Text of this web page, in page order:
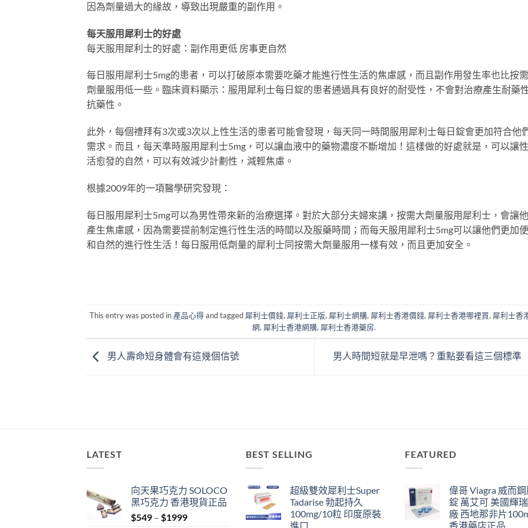
因為劑量過大的緣故，導致出現嚴重的副作用。
每天服用犀利士的好處
每天服用犀利士的好處：副作用更低 房事更自然
每日服用犀利士5mg的患者，可以打破原本需要吃藥才能進行性生活的焦慮感，而且副作用發生率也比按
劑量服用低一些。臨床資料顯示：服用犀利士每日錠的患者通過具有良好的耐受性，不會對治療產生耐藥
抗藥性。
此外，每個禮拜有3次或3次以上性生活的患者可能會發現，每天同一時間服用犀利士每日錠會更加符合他
需求。而且，每天準時服用犀利士5mg，可以讓血液中的藥物濃度不斷增加！這樣做的好處就是，可以讓
活愈發的自然，可以有效減少計劃性，減輕焦慮。
根據2009年的一項醫學研究發現：
每日服用犀利士5mg可以為男性帶來新的治療選擇。對於大部分夫婦來講，按需大劑量服用犀利士，會讓
產生焦慮感，因為需要提前制定進行性生活的時間以及服藥時間；而每天服用犀利士5mg可以讓他們更加
和自然的進行性生活！每日服用低劑量的犀利士同按需大劑量服用一樣有效，而且更加安全。
This entry was posted in 產品心得and tagged 犀利士價錢, 犀利士正版, 犀利士網購, 犀利士香港價錢, 犀利士香港哪裡買, 犀利士香
網, 犀利士香港網購, 犀利士香港藥房.
男人壽命短身體會有這幾個信號 男人時間短就是早泄嗎？重點要看這三個標準
LATEST
向天果巧克力 SOLOCO
黑巧克力 香港現貨正品
$549 – $1999Price
BEST SELLING
超級雙效犀利士Super
Tadarise 勃起持久
100mg/10粒 印度原裝
進口
FEATURED
偉哥 Viagra 威而
錠 萬艾可 美國輝
廠 西地那非片
香港藥店正品